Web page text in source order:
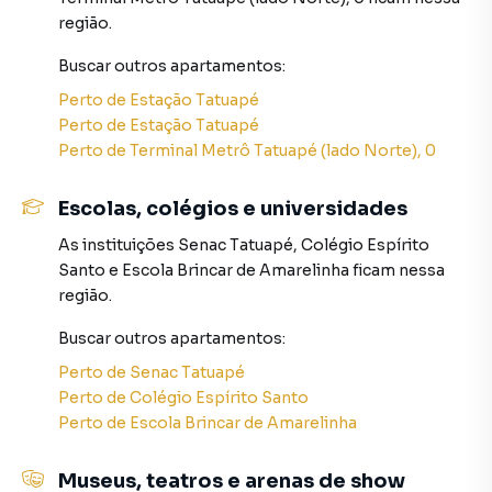
A localização é um dos grandes atrativos deste imóvel.
Próximo à Avenida Radial Leste, facilita o acesso a diversas
regiões da cidade. A proximidade ao Parque do Piqueri é
ideal para quem gosta de atividades ao ar livre e momentos
Garcia, um dos principais eixos comerciais da região,
oferece uma vasta gama de serviços e comércios, desde
restaurantes e padarias até escolas e centros
educacionais.
A região é extremamente bem servida de comércio e
serviços. Restaurantes variados, padarias tradicionais,
supermercados, escolas de excelente qualidade,
academias, farmácias e muito mais estão à disposição,
vida prática e confortável.
região.
Buscar outros apartamentos:
Perto de Estação Tatuapé
Perto de Estação Tatuapé
Perto de Terminal Metrô Tatuapé (lado Norte), 0
Escolas, colégios e universidades
As instituições Senac Tatuapé, Colégio Espírito
Santo e Escola Brincar de Amarelinha ficam nessa
região.
Buscar outros apartamentos:
Perto de Senac Tatuapé
Perto de Colégio Espírito Santo
Perto de Escola Brincar de Amarelinha
Museus, teatros e arenas de show